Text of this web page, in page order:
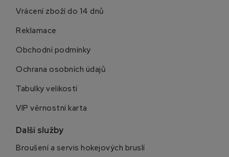
Vrácení zboží do 14 dnů
Reklamace
Obchodní podmínky
Ochrana osobních údajů
Tabulky velikostí
VIP věrnostní karta
Další služby
Broušení a servis hokejových bruslí